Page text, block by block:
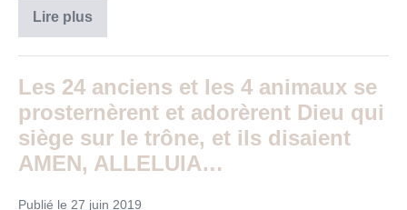
Lire plusRire
:
est-
incompatible
avec
la
religion
?
Les 24 anciens et les 4 animaux se
prosternèrent et adorèrent Dieu qui
siège sur le trône, et ils disaient
AMEN, ALLELUIA…
Publié le 27 juin 2019